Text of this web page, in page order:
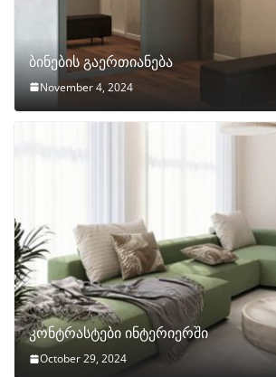
ბინების გაერთიანება
November 4, 2024
კონტრასტები ინტერიერში
October 29, 2024